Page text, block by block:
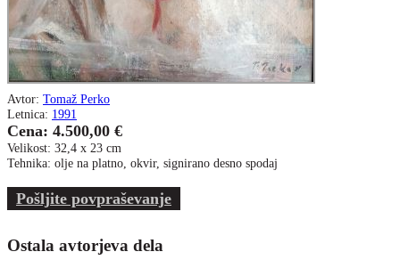
Avtor: Tomaž Perko
Letnica: 1991
Cena: 4.500,00 €
Velikost: 32,4 x 23 cm
Tehnika: olje na platno, okvir, signirano desno spodaj
Pošljite povpraševanje
Ostala avtorjeva dela